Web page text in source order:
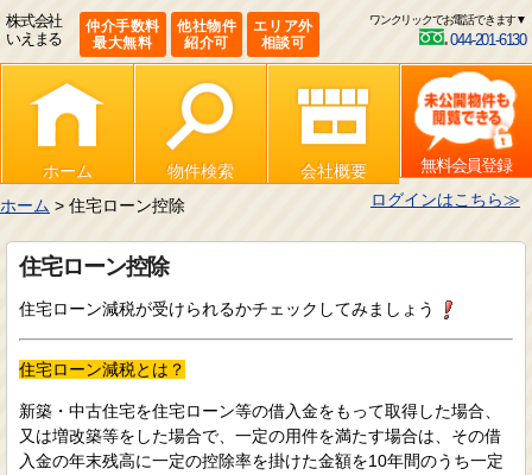
株式会社
いえまる
仲介手数料
最大無料
他社物件
紹介可
エリア外
相談可
ワンクリックでお電話できます▼
044-201-6130
ホーム 物件検索 会社概要
無料会員登録
ログインはこちら≫
ホーム > 住宅ローン控除
住宅ローン控除
住宅ローン減税が受けられるかチェックしてみましょう
住宅ローン減税とは？
新築・中古住宅を住宅ローン等の借入金をもって取得した場合、
又は増改築等をした場合で、一定の用件を満たす場合は、その借
入金の年末残高に一定の控除率を掛けた金額を10年間のうち一定